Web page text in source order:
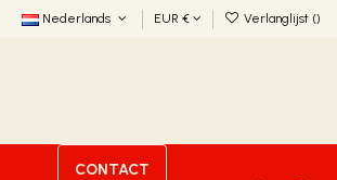
Nederlands EUR € Verlanglijst ()
CONTACT